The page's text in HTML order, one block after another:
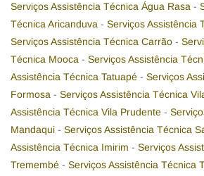
Serviços Assistência Técnica Água Rasa -
Técnica Aricanduva - Serviços Assistência
Serviços Assistência Técnica Carrão -
Técnica Mooca - Serviços Assistência
Assistência Técnica Tatuapé - Serviços
Formosa - Serviços Assistência Técnica
Assistência Técnica Vila Prudente -
Mandaqui - Serviços Assistência Técnica
Assistência Técnica Imirim - Serviços
Tremembé - Serviços Assistência Técnica